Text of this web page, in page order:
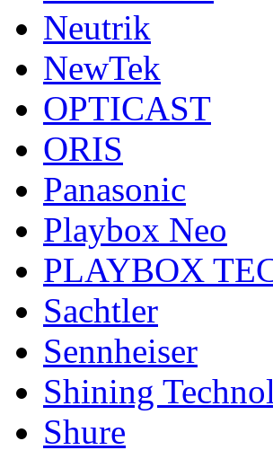
Neutrik
NewTek
OPTICAST
ORIS
Panasonic
Playbox Neo
PLAYBOX
Sachtler
Sennheiser
Shining
Shure